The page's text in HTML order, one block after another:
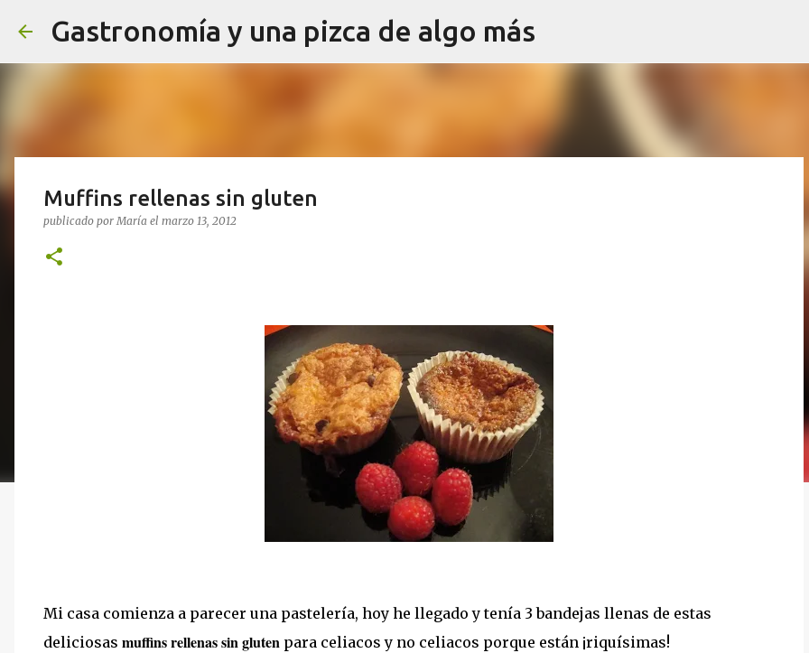
Ir al contenido principal
Gastronomía y una pizca de algo más
Muffins rellenas sin gluten
publicado porMaría el marzo 13, 2012
Mi casa comienza a parecer una pastelería, hoy he llegado y tenía 3 bandejas llenas de estas
deliciosas muffins rellenas sin gluten para celiacos y no celiacos porque están ¡riquísimas!